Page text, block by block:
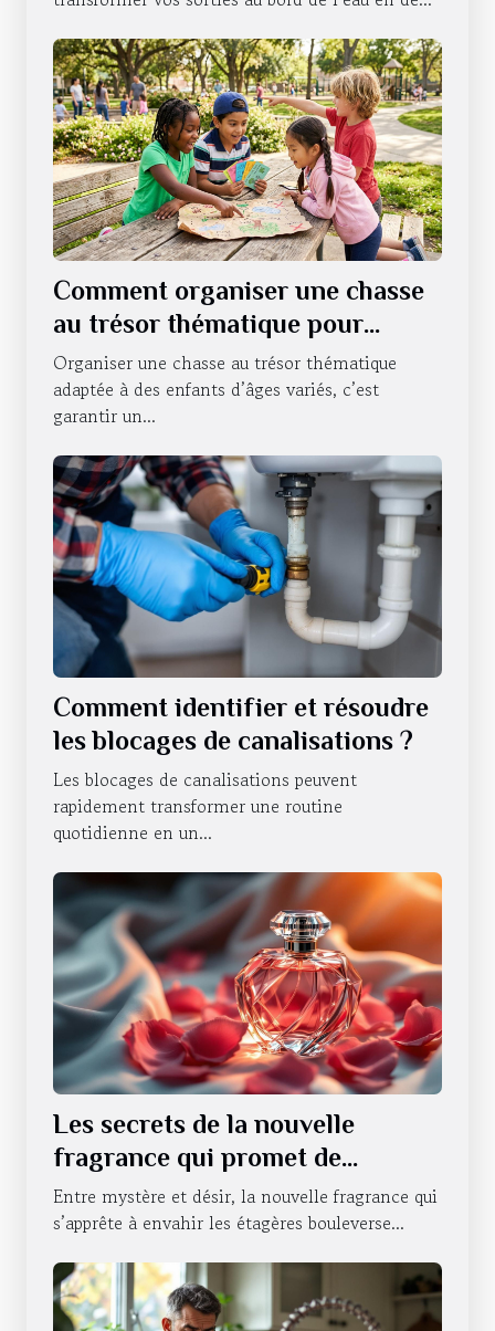
Comment organiser une chasse
au trésor thématique pour
enfants de différents âges ?
Organiser une chasse au trésor thématique
adaptée à des enfants d’âges variés, c’est
garantir un...
Comment identifier et résoudre
les blocages de canalisations ?
Les blocages de canalisations peuvent
rapidement transformer une routine
quotidienne en un...
Les secrets de la nouvelle
fragrance qui promet de
révolutionner la séduction
Entre mystère et désir, la nouvelle fragrance qui
s’apprête à envahir les étagères bouleverse...